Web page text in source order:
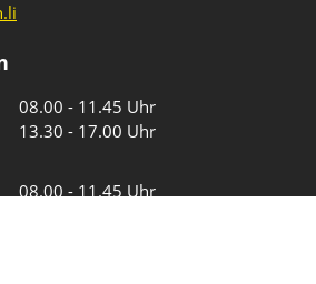
08.00 - 11.45 Uhr
13.30 - 17.00 Uhr
08.00 - 11.45 Uhr